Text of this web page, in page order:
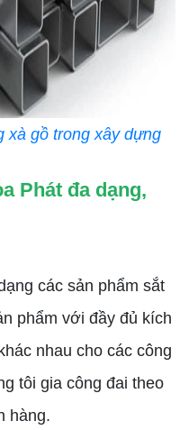
xà gồ trong xây dựng
Phát đa dạng,
các sản phẩm sắt
phẩm với đầy đủ kích
nhau cho các công
tôi gia công đai theo
hàng.